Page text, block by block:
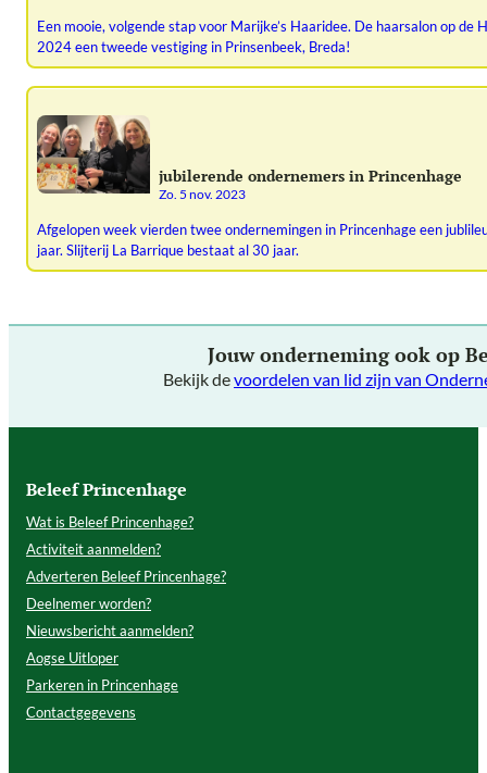
Een mooie, volgende stap voor Marijke’s Haaridee. De haarsalon op
2024 een tweede vestiging in Prinsenbeek, Breda!
jubilerende ondernemers in Princenhage
zo. 5 nov. 2023
Afgelopen week vierden twee ondernemingen in Princenhage een
jaar. Slijterij La Barrique bestaat al 30 jaar.
Jouw onderneming ook op
Bekijk devoordelen van lid zijn van
Beleef Princenhage
Wat is Beleef Princenhage?
Activiteit aanmelden?
Adverteren Beleef Princenhage?
Deelnemer worden?
Nieuwsbericht aanmelden?
Aogse Uitloper
Parkeren in Princenhage
Contactgegevens